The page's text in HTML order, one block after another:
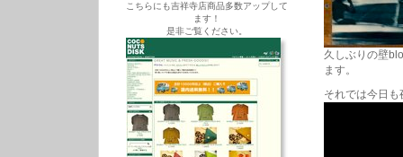
久しぶりの壁
ます。
それでは今日
こちらにも吉祥寺店商品多数アップして
ます！
是非ご覧ください。